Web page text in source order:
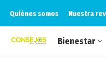
Quiénes somos Nuestra
Bienestar